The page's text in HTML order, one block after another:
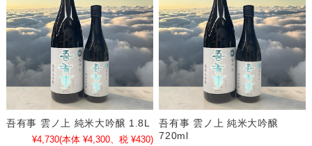
吾有事 雲ノ上 純米大吟醸 1.8L
¥4,730(本体 ¥4,300、税 ¥430)
吾有事 雲ノ上 純米大吟醸
720ml